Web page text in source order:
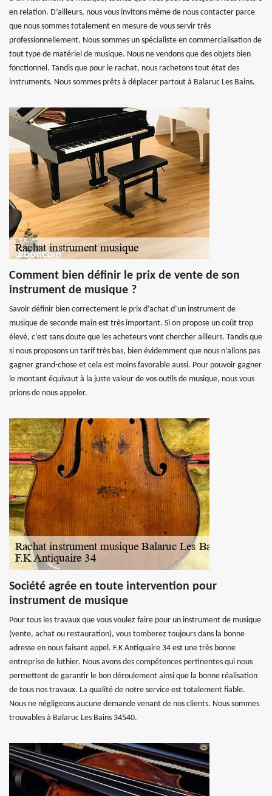
en relation. D’ailleurs, nous vous invitons même de nous contacter parce
que nous sommes totalement en mesure de vous servir très
professionnellement. Nous sommes un spécialiste en commercialisation de
tout type de matériel de musique. Nous ne vendons que des objets bien
fonctionnel. Tandis que pour le rachat, nous rachetons tout état des
instruments. Nous sommes prêts à déplacer partout à Balaruc Les Bains.
Comment bien définir le prix de vente de son
instrument de musique ?
Savoir définir bien correctement le prix d’achat d’un instrument de
musique de seconde main est très important. Si on propose un coût trop
élevé, c’est sans doute que les acheteurs vont chercher ailleurs. Tandis que
si nous proposons un tarif très bas, bien évidemment que nous n’allons pas
gagner grand-chose et cela est moins favorable aussi. Pour pouvoir gagner
le montant équivaut à la juste valeur de vos outils de musique, nous vous
prions de nous appeler.
Société agrée en toute intervention pour
instrument de musique
Pour tous les travaux que vous voulez faire pour un instrument de musique
(vente, achat ou restauration), vous tomberez toujours dans la bonne
adresse en nous faisant appel. F.K Antiquaire 34 est une très bonne
entreprise de luthier. Nous avons des compétences pertinentes qui nous
permettent de garantir le bon déroulement ainsi que la bonne réalisation
de tous nos travaux. La qualité de notre service est totalement fiable.
Nous ne négligeons aucune demande venant de nos clients. Nous sommes
trouvables à Balaruc Les Bains 34540.